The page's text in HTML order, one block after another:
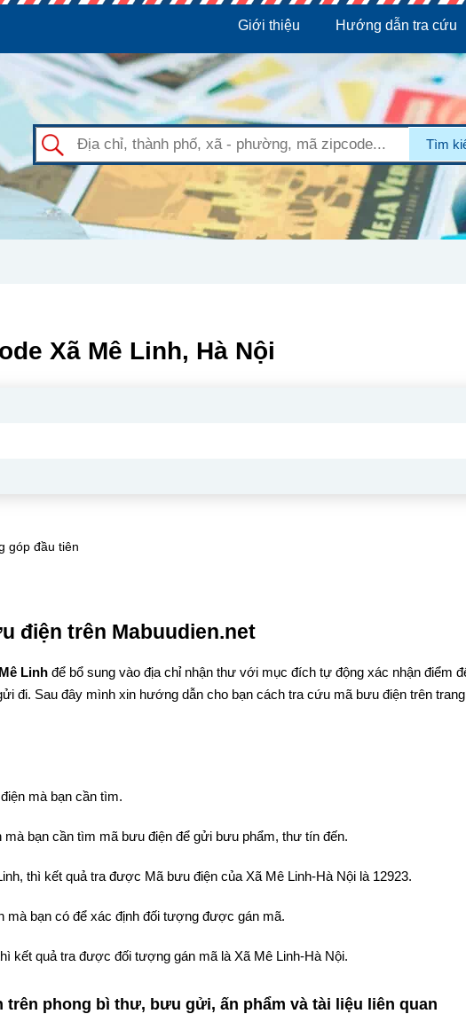
Giới thiệu Hướng dẫn tra cứu
Tìm
Xã Mê Linh, Hà Nội
góp đầu tiên
điện trên Mabuudien.net
Linh để bổ sung vào địa chỉ nhận thư với mục đích tự động xác nhận điểm
đi. Sau đây mình xin hướng dẫn cho bạn cách tra cứu mã bưu điện trên trang
mà bạn cần tìm.
bạn cần tìm mã bưu điện để gửi bưu phẩm, thư tín đến.
thì kết quả tra được Mã bưu điện của Xã Mê Linh-Hà Nội là 12923.
mà bạn có để xác định đối tượng được gán mã.
kết quả tra được đối tượng gán mã là Xã Mê Linh-Hà Nội.
phong bì thư, bưu gửi, ấn phẩm và tài liệu liên quan